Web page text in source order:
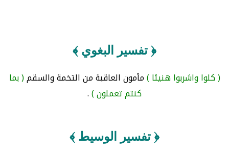
﴿ تفسير البغوي ﴾
( كلوا واشربوا هنيئا )مأمون العاقبة من التخمة والسقم( بما
كنتم تعملون ).
﴿ تفسير الوسيط ﴾